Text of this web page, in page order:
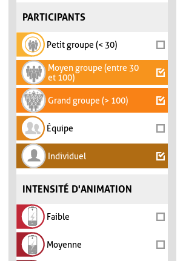
PARTICIPANTS
Petit groupe (< 30)
Moyen groupe (entre 30
et 100)
Grand groupe (> 100)
Équipe
Individuel
INTENSITÉ D'ANIMATION
Faible
Moyenne